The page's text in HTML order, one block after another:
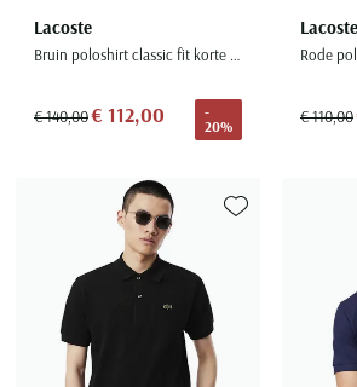
Lacoste
Bruin poloshirt classic fit korte mouw gebreid
€ 140,00€ 112,00
-
20%
Lacoste
Rode
€ 110,00
Toevoegen aan